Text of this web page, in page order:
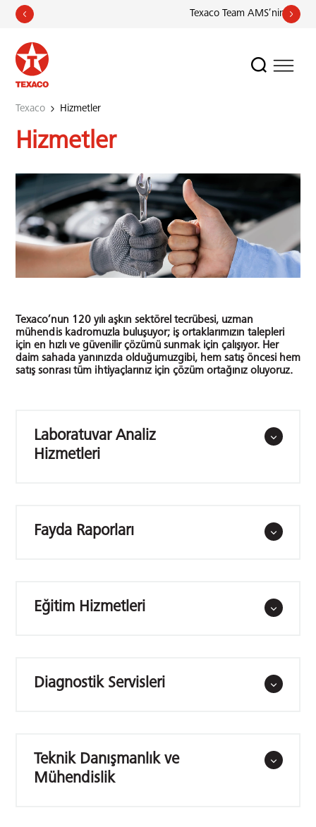
Texaco Team AMS’nin
Texaco Hizmetler
Hizmetler
Texaco’nun 120 yılı aşkın sektörel tecrübesi, uzman
mühendis kadromuzla buluşuyor; iş ortaklarımızın talepleri
için en hızlı ve güvenilir çözümü sunmak için çalışıyor. Her
daim sahada yanınızda olduğumuzgibi, hem satış öncesi hem
satış sonrası tüm ihtiyaçlarınız için çözüm ortağınız oluyoruz.
Laboratuvar Analiz
Hizmetleri
Fayda Raporları
Eğitim Hizmetleri
Diagnostik Servisleri
Teknik Danışmanlık ve
Mühendislik